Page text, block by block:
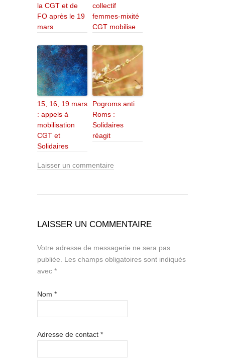
la CGT et de
FO après le 19
mars
collectif
femmes-mixité
CGT mobilise
15, 16, 19 mars
: appels à
mobilisation
CGT et
Solidaires
Pogroms anti
Roms :
Solidaires
réagit
Laisser un commentaire
LAISSER UN COMMENTAIRE
Votre adresse de messagerie ne sera pas
publiée. Les champs obligatoires sont indiqués
avec *
Nom *
Adresse de contact *